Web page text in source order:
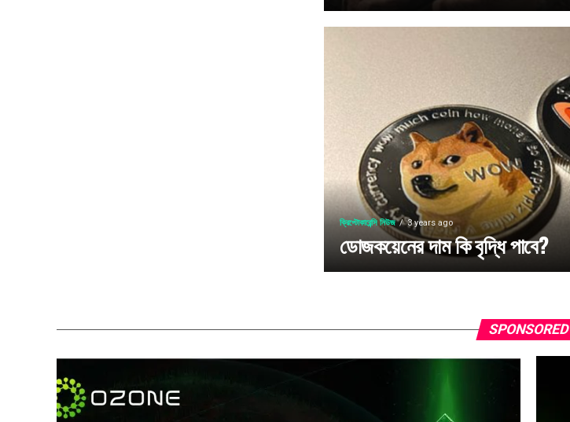
ক্রিপ্টোকারেন্সি নিউজ 3 years ago
ডোজকয়েনের দাম কি বৃদ্ধি পাবে?
SPONSORED